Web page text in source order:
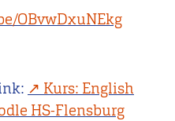
OBvwDxuNEkg
Kurs: English
HS-Flensburg